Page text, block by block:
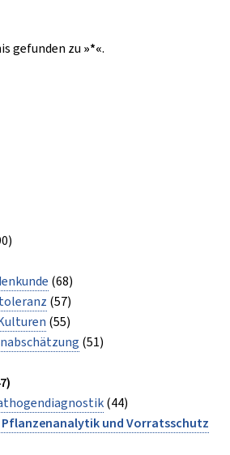
gefunden zu »*«.
(68)
(57)
(55)
(51)
(44)
Pflanzenanalytik und Vorratsschutz